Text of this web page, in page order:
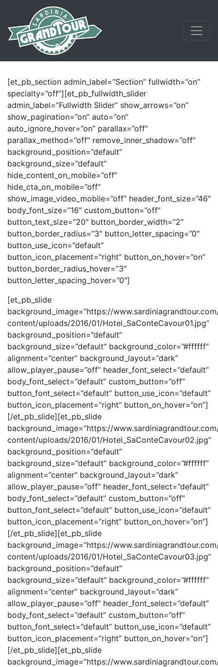
[et_pb_section admin_label=”Section” fullwidth=”on”
specialty=”off”][et_pb_fullwidth_slider
admin_label=”Fullwidth Slider” show_arrows=”on”
show_pagination=”on” auto=”on”
auto_ignore_hover=”on” parallax=”off”
parallax_method=”off” remove_inner_shadow=”off”
background_position=”default”
background_size=”default”
hide_content_on_mobile=”off”
hide_cta_on_mobile=”off”
show_image_video_mobile=”off” header_font_size=”46″
body_font_size=”16″ custom_button=”off”
button_text_size=”20″ button_border_width=”2″
button_border_radius=”3″ button_letter_spacing=”0″
button_use_icon=”default”
button_icon_placement=”right” button_on_hover=”on”
button_border_radius_hover=”3″
button_letter_spacing_hover=”0″]
[et_pb_slide
background_image=”https://
content/uploads/2016/01/Hotel_SaConteCavour01.jpg”
background_position=”default”
background_size=”default” background_color=”#ffffff”
alignment=”center” background_layout=”dark”
allow_player_pause=”off” header_font_select=”default”
body_font_select=”default” custom_button=”off”
button_font_select=”default” button_use_icon=”default”
button_icon_placement=”right” button_on_hover=”on”]
[/et_pb_slide][et_pb_slide
background_image=”https://
content/uploads/2016/01/Hotel_SaConteCavour02.jpg”
background_position=”default”
background_size=”default” background_color=”#ffffff”
alignment=”center” background_layout=”dark”
allow_player_pause=”off” header_font_select=”default”
body_font_select=”default” custom_button=”off”
button_font_select=”default” button_use_icon=”default”
button_icon_placement=”right” button_on_hover=”on”]
[/et_pb_slide][et_pb_slide
background_image=”https://
content/uploads/2016/01/Hotel_SaConteCavour03.jpg”
background_position=”default”
background_size=”default” background_color=”#ffffff”
alignment=”center” background_layout=”dark”
allow_player_pause=”off” header_font_select=”default”
body_font_select=”default” custom_button=”off”
button_font_select=”default” button_use_icon=”default”
button_icon_placement=”right” button_on_hover=”on”]
[/et_pb_slide][et_pb_slide
background_image=”https://